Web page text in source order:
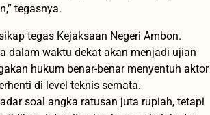
tegasnya.
tegas Kejaksaan Negeri Ambon.
dalam waktu dekat akan menjadi ujian
hukum benar-benar menyentuh aktor
di level teknis semata.
soal angka ratusan juta rupiah, tetapi